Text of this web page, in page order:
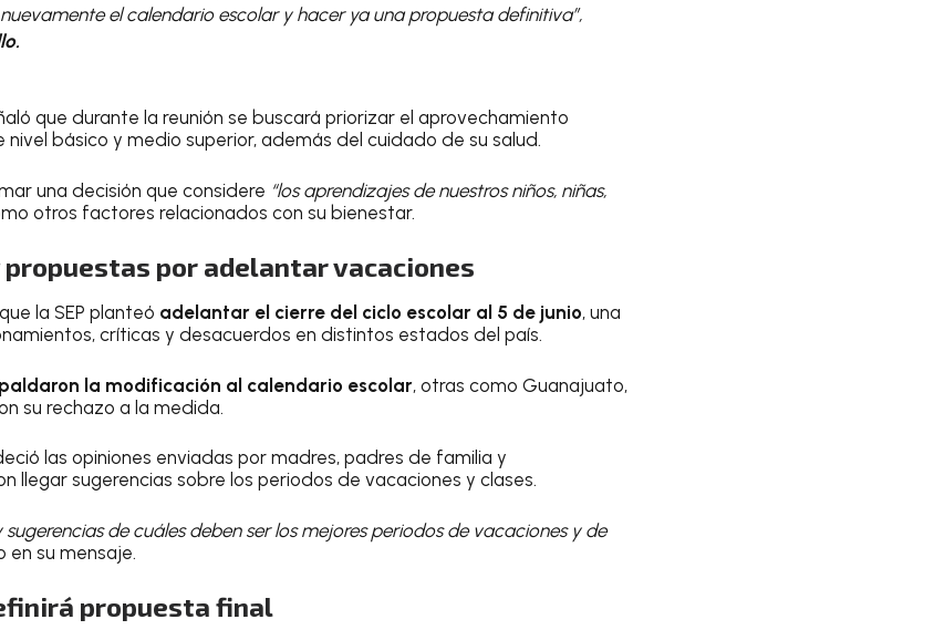
el calendario escolar y hacer ya una propuesta definitiva”,
que durante la reunión se buscará priorizar el aprovechamiento
básico y medio superior, además del cuidado de su salud.
una decisión que considere “los aprendizajes de nuestros niños, niñas,
otros factores relacionados con su bienestar.
propuestas por adelantar vacaciones
la SEP planteó adelantar el cierre del ciclo escolar al 5 de junio, una
críticas y desacuerdos en distintos estados del país.
la modificación al calendario escolar, otras como Guanajuato,
su rechazo a la medida.
las opiniones enviadas por madres, padres de familia y
llegar sugerencias sobre los periodos de vacaciones y clases.
sugerencias de cuáles deben ser los mejores periodos de vacaciones y de
en su mensaje.
propuesta final